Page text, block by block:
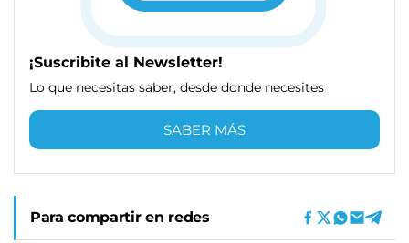
¡Suscribite al Newsletter!
Lo que necesitas saber, desde donde necesites
SABER MÁS
Para compartir en redes